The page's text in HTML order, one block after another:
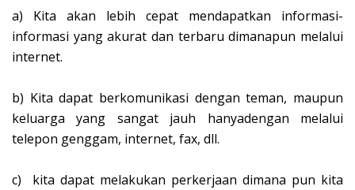
a)
Kita akan lebih cepat mendapatkan informasi-
informasi yang akurat dan terbaru dimanapun melalui
internet.
b) Kita dapat berkomunikasi dengan teman, maupun
keluarga yang sangat jauh hanyadengan melalui
telepon genggam, internet, fax, dll.
c)
kita dapat melakukan perkerjaan dimana pun kita